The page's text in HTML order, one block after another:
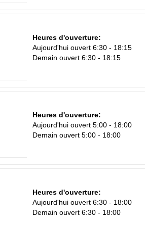
Heures d'ouverture:
Aujourd'hui ouvert 6:30 - 18:15
Demain ouvert 6:30 - 18:15
Heures d'ouverture:
Aujourd'hui ouvert 5:00 - 18:00
Demain ouvert 5:00 - 18:00
Heures d'ouverture:
Aujourd'hui ouvert 6:30 - 18:00
Demain ouvert 6:30 - 18:00